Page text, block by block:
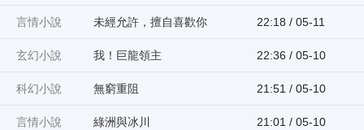
言情小說 未經允許，擅自喜歡你 22:18 / 05-11
玄幻小說 我！巨龍領主 22:36 / 05-10
科幻小說 無窮重阻 21:51 / 05-10
言情小說 綠洲與冰川 21:01 / 05-10